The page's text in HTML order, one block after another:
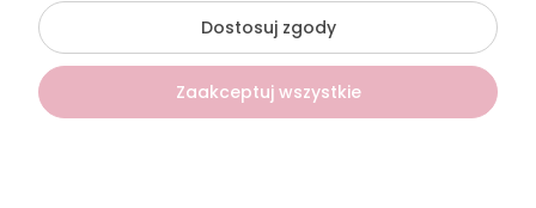
Sklep internetowy Shoper Premium
Dostosuj zgody
Zaakceptuj wszystkie